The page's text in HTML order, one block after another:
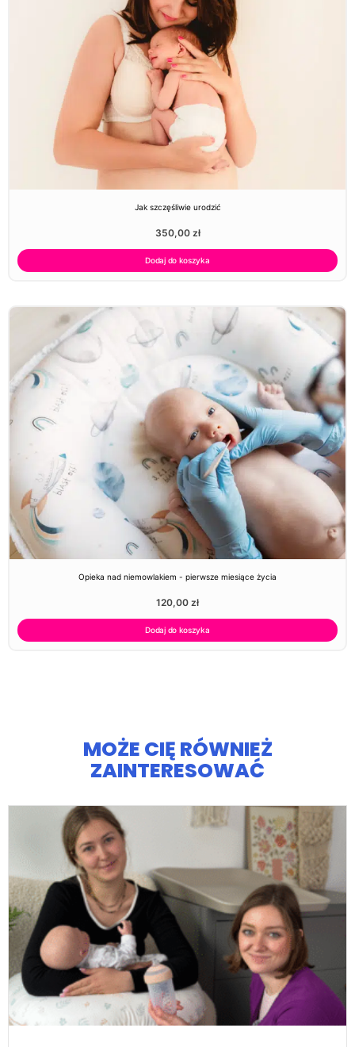
Jak szczęśliwie urodzić
350,00 zł
Dodaj do koszyka
Opieka nad niemowlakiem - pierwsze miesiące życia
120,00 zł
Dodaj do koszyka
MOŻE CIĘ RÓWNIEŻ
ZAINTERESOWAĆ